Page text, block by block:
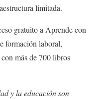
limitada.
gratuito a Aprende con
formación laboral,
más de 700 libros
y la educación son